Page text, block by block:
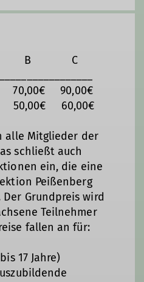
A B C
70,00€ 90,00€
60,00€
alle Mitglieder der
schließt auch
ein, die eine
Peißenberg
Grundpreis wird
Teilnehmer
fallen an für: 
17 Jahre) 